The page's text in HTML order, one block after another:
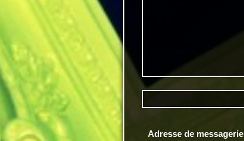
Adresse de messagerie